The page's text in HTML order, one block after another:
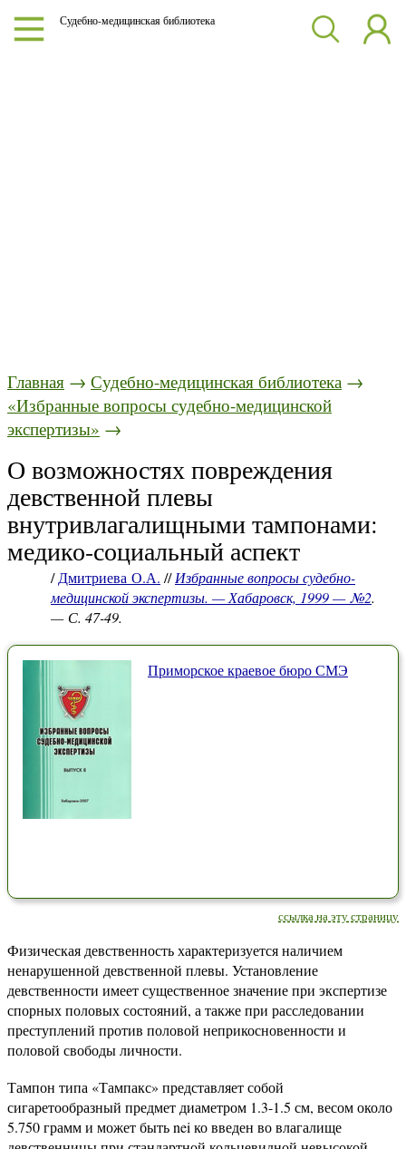
Судебно-медицинская библиотека
Главная → Судебно-медицинская библиотека →
«Избранные вопросы судебно-медицинской
экспертизы» →
О возможностях повреждения
девственной плевы
внутривлагалищными тампонами:
медико-социальный аспект
/Дмитриева О.А. //Избранные вопросы судебно-
медицинской экспертизы. — Хабаровск, 1999 — №2.
— С. 47-49.
Приморское краевое бюро СМЭ
ссылка на эту страницу
Физическая девственность характеризуется наличием
ненарушенной девственной плевы. Установление
девственности имеет существенное значение при экспертизе
спорных половых состояний, а также при расследовании
преступлений против половой неприкосновенности и
половой свободы личности.
Тампон типа «Тампакс» представляет собой
сигаретообразный предмет диаметром 1.3-1.5 см, весом около
5.750 грамм и может быть nei ко введен во влагалище